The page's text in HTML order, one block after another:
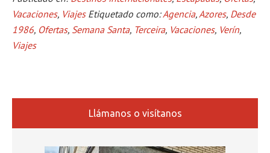
Vacaciones, Viajes Etiquetado como:Agencia,Azores, Desde
1986, Ofertas, Semana Santa, Terceira, Vacaciones, Verín,
Viajes
Llámanos o visítanos